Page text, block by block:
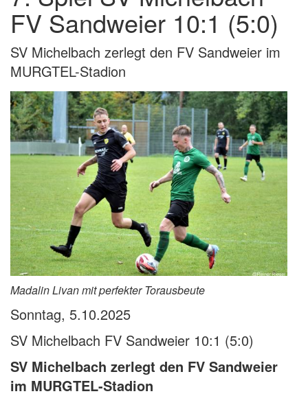
FV Sandweier 10:1 (5:0)
SV Michelbach zerlegt den FV Sandweier im
MURGTEL-Stadion
Madalin Livan mit perfekter Torausbeute
Sonntag, 5.10.2025
SV Michelbach FV Sandweier 10:1 (5:0)
SV Michelbach zerlegt den FV Sandweier
im MURGTEL-Stadion